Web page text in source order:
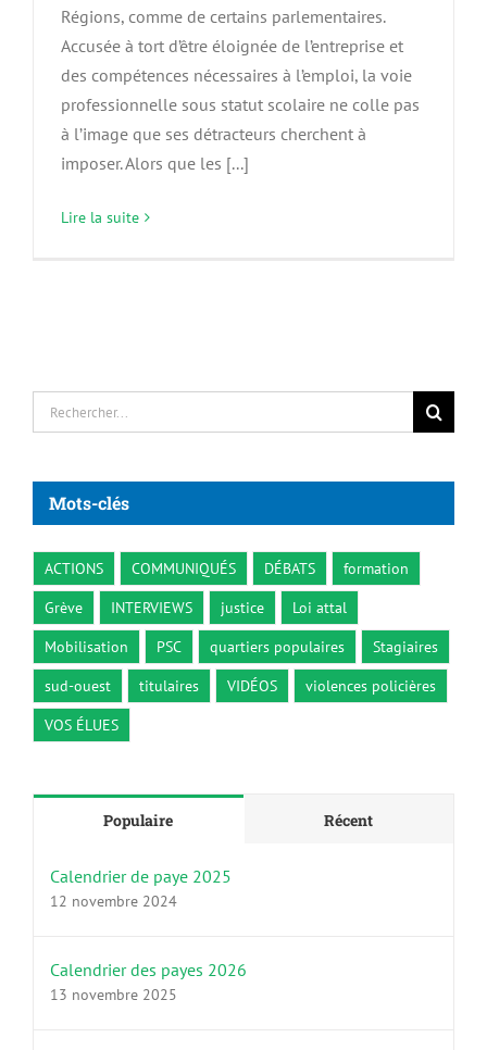
Régions, comme de certains parlementaires.
Accusée à tort d’être éloignée de l’entreprise et
des compétences nécessaires à l’emploi, la voie
professionnelle sous statut scolaire ne colle pas
à l’image que ses détracteurs cherchent à
imposer. Alors que les [...]
Lire la suite
Rechercher:
Mots-clés
ACTIONS COMMUNIQUÉS DÉBATS
formation
Grève
INTERVIEWS justice
Loi attal
Mobilisation
PSC quartiers populaires
Stagiaires
sud-ouest
titulaires VIDÉOS
violences policières
VOS ÉLUES
Populaire Récent
Calendrier de paye 2025
12 novembre 2024
Calendrier des payes 2026
13 novembre 2025